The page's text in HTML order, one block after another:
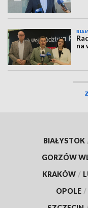
na
BIAŁYSTOK
GORZÓW
KRAKÓW /
OPOLE /